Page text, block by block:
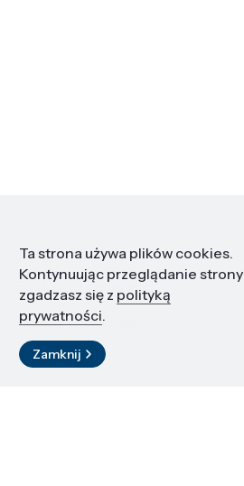
Informacje
Edukacja i kariera
Zasoby i materiały
Kontakt
Ta strona używa plików cookies.
Kontynuując przeglądanie strony
zgadzasz się z polityką
prywatności.
Zamknij